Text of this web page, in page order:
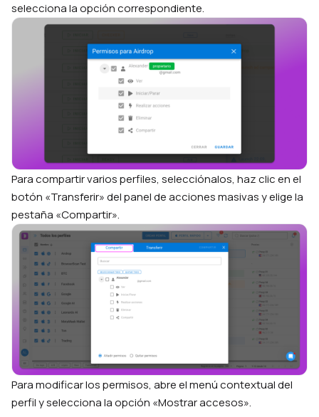
selecciona la opción correspondiente.
Para compartir varios perfiles, selecciónalos, haz clic en el
botón «Transferir» del panel de acciones masivas y elige la
pestaña «Compartir».
Para modificar los permisos, abre el menú contextual del
perfil y selecciona la opción «Mostrar accesos».